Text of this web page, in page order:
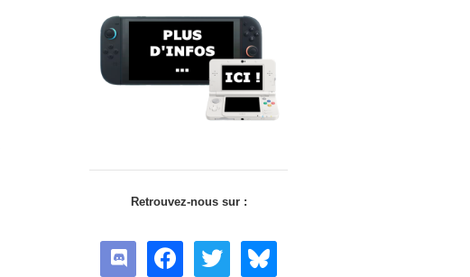
Retrouvez-nous sur :
discord facebook twitter bluesky